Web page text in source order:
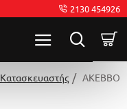
2130 454926
Κατασκευαστής AKEBBO